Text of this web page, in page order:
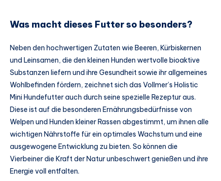
Was macht dieses Futter so besonders?
Neben den hochwertigen Zutaten wie Beeren, Kürbiskernen
und Leinsamen, die den kleinen Hunden wertvolle bioaktive
Substanzen liefern und ihre Gesundheit sowie ihr allgemeines
Wohlbefinden fördern, zeichnet sich das Vollmer’s Holistic
Mini Hundefutter auch durch seine spezielle Rezeptur aus.
Diese ist auf die besonderen Ernährungsbedürfnisse von
Welpen und Hunden kleiner Rassen abgestimmt, um ihnen alle
wichtigen Nährstoffe für ein optimales Wachstum und eine
ausgewogene Entwicklung zu bieten. So können die
Vierbeiner die Kraft der Natur unbeschwert genießen und ihre
Energie voll entfalten.